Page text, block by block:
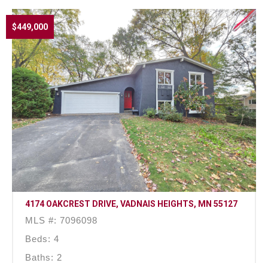
$449,000
4174 OAKCREST DRIVE, VADNAIS HEIGHTS, MN 55127
MLS #: 7096098
Beds: 4
Baths: 2